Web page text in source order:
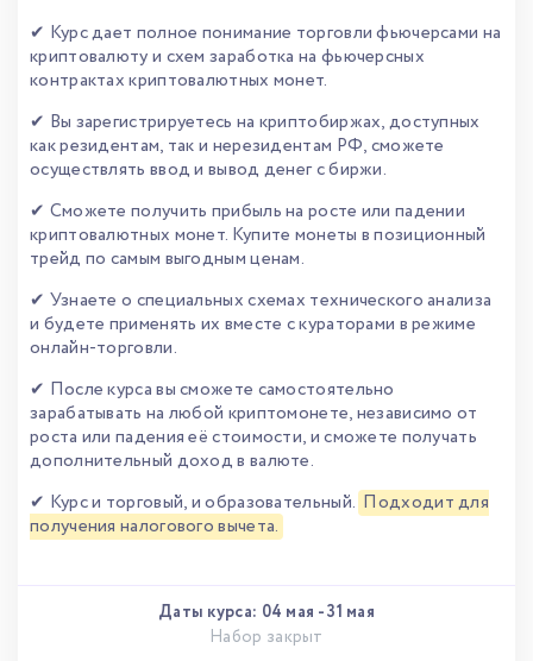
✔ Курс дает полное понимание торговли фьючерсами на
криптовалюту и схем заработка на фьючерсных
контрактах криптовалютных монет.
✔ Вы зарегистрируетесь на криптобиржах, доступных
как резидентам, так и нерезидентам РФ, сможете
осуществлять ввод и вывод денег с биржи.
✔ Сможете получить прибыль на росте или падении
криптовалютных монет. Купите монеты в позиционный
трейд по самым выгодным ценам.
✔ Узнаете о специальных схемах технического анализа
и будете применять их вместе с кураторами в режиме
онлайн-торговли.
✔ После курса вы сможете самостоятельно
зарабатывать на любой криптомонете, независимо от
роста или падения её стоимости, и сможете получать
дополнительный доход в валюте.
✔ Курс и торговый, и образовательный. Подходит для
получения налогового вычета.
Даты курса: 04 мая -31 мая
Набор закрыт